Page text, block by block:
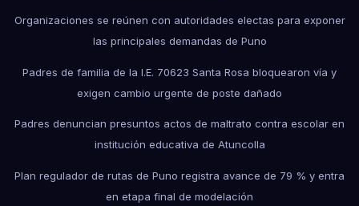
Organizaciones se reúnen con autoridades electas para exponer
las principales demandas de Puno
Padres de familia de la I.E. 70623 Santa Rosa bloquearon vía y
exigen cambio urgente de poste dañado
Padres denuncian presuntos actos de maltrato contra escolar en
institución educativa de Atuncolla
Plan regulador de rutas de Puno registra avance de 79 % y entra
en etapa final de modelación